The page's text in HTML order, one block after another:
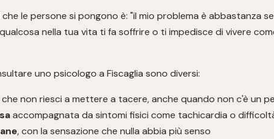
le persone si pongono è: "il mio problema è abbastanza
nella tua vita ti fa soffrire o ti impedisce di vivere
uno psicologo a Fiscaglia sono diversi:
che non riesci a mettere a tacere, anche quando non c'è un
accompagnata da sintomi fisici come tachicardia o
, con la sensazione che nulla abbia più senso